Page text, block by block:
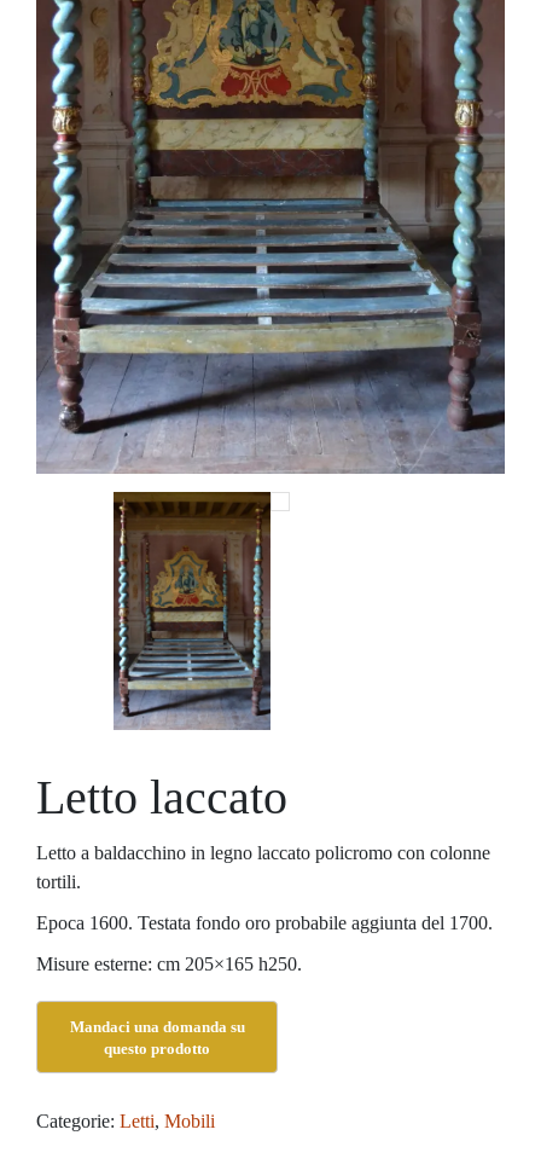
Letto laccato
Letto a baldacchino in legno laccato policromo con colonne
tortili.
Epoca 1600. Testata fondo oro probabile aggiunta del 1700.
Misure esterne: cm 205×165 h250.
Categorie: Letti, Mobili